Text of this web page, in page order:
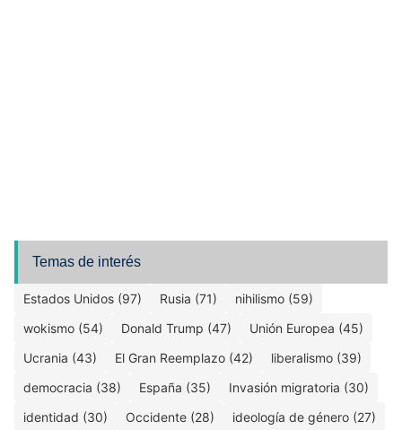
Temas de interés
Estados Unidos (97) Rusia (71)
nihilismo (59)
wokismo (54)
Donald Trump (47)
Unión Europea (45)
Ucrania (43)
El Gran Reemplazo (42)
liberalismo (39)
democracia (38)
España (35)
Invasión migratoria (30)
identidad (30)
Occidente (28) ideología de género (27)